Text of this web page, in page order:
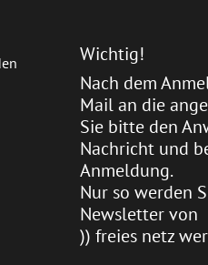
Wichtig!
Nach dem
Mail an die
Sie bitte den
Nachricht und
Anmeldung.
Nur so werden
Newsletter von
)) freies netz